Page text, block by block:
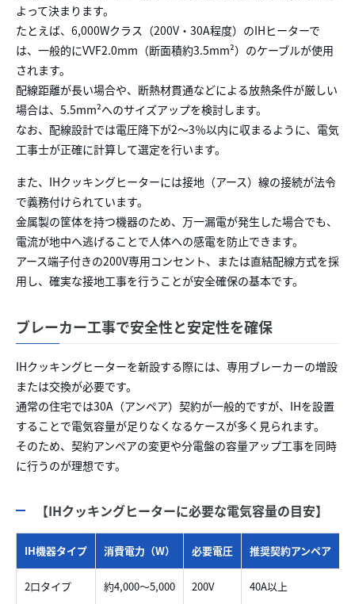
よって決まります。
たとえば、6,000Wクラス（200V・30A程度）のIHヒーターで
は、一般的にVVF2.0mm（断面積約3.5mm²）のケーブルが使用
されます。
配線距離が長い場合や、断熱材貫通などによる放熱条件が厳しい
場合は、5.5mm²へのサイズアップを検討します。
なお、配線設計では電圧降下が2〜3％以内に収まるように、電気
工事士が正確に計算して選定を行います。
また、IHクッキングヒーターには接地（アース）線の接続が法令
で義務付けられています。
金属製の筐体を持つ機器のため、万一漏電が発生した場合でも、
電流が地中へ逃げることで人体への感電を防止できます。
アース端子付きの200V専用コンセント、または直結配線方式を採
用し、確実な接地工事を行うことが安全確保の基本です。
ブレーカー工事で安全性と安定性を確保
IHクッキングヒーターを新設する際には、専用ブレーカーの増設
または交換が必要です。
通常の住宅では30A（アンペア）契約が一般的ですが、IHを設置
することで電気容量が足りなくなるケースが多く見られます。
そのため、契約アンペアの変更や分電盤の容量アップ工事を同時
に行うのが理想です。
【IHクッキングヒーターに必要な電気容量の目安】
IH機器タイプ 消費電力（W） 必要電圧 推奨契約アンペア
2口タイプ 約4,000〜5,000 200V 40A以上